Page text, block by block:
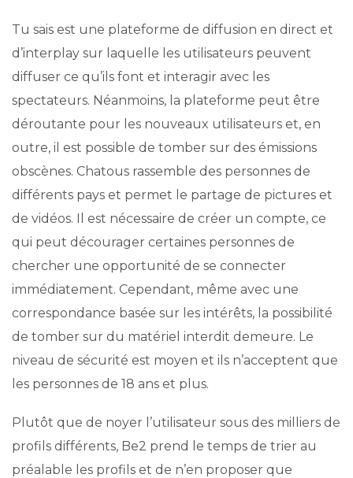
Tu sais est une plateforme de diffusion en direct et
d’interplay sur laquelle les utilisateurs peuvent
diffuser ce qu’ils font et interagir avec les
spectateurs. Néanmoins, la plateforme peut être
déroutante pour les nouveaux utilisateurs et, en
outre, il est possible de tomber sur des émissions
obscènes. Chatous rassemble des personnes de
différents pays et permet le partage de pictures et
de vidéos. Il est nécessaire de créer un compte, ce
qui peut décourager certaines personnes de
chercher une opportunité de se connecter
immédiatement. Cependant, même avec une
correspondance basée sur les intérêts, la possibilité
de tomber sur du matériel interdit demeure. Le
niveau de sécurité est moyen et ils n’acceptent que
les personnes de 18 ans et plus.
Plutôt que de noyer l’utilisateur sous des milliers de
profils différents, Be2 prend le temps de trier au
préalable les profils et de n’en proposer que